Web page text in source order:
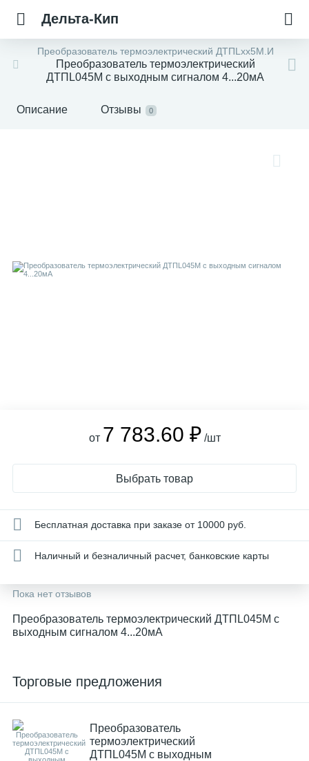
Дельта-Кип
Преобразователь термоэлектрический ДТПLхх5М.И
Преобразователь термоэлектрический
ДТПL045М с выходным сигналом 4...20мА
Описание Отзывы 0
от 7 783.60 ₽ /шт
Выбрать товар
Бесплатная доставка при заказе от 10000 руб.
Наличный и безналичный расчет, банковские карты
Пока нет отзывов
Преобразователь термоэлектрический ДТПL045М с
выходным сигналом 4...20мА
Торговые предложения
Преобразователь
термоэлектрический
ДТПL045М с выходным